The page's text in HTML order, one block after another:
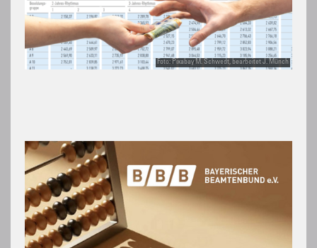
Foto: Pixabay M. Schwedt, bearbeitet J. Münch